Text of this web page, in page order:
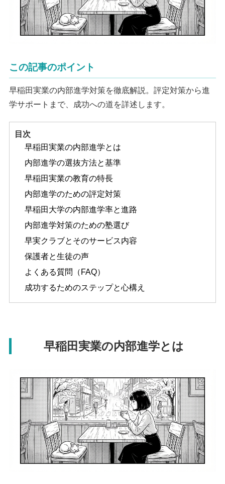
この記事のポイント
早稲田実業の内部進学対策を徹底解説。評定対策から進
学サポートまで、成功への道を詳述します。
目次
早稲田実業の内部進学とは
内部進学の選抜方法と基準
早稲田実業の教育の特長
内部進学のための評定対策
早稲田大学の内部進学率と進路
内部進学対策のための塾選び
早実クラブとそのサービス内容
保護者と生徒の声
よくある質問（FAQ）
成功するためのステップと心構え
早稲田実業の内部進学とは